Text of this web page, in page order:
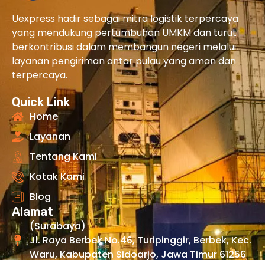
Uexpress hadir sebagai mitra logistik terpercaya
yang mendukung pertumbuhan UMKM dan turut
berkontribusi dalam membangun negeri melalui
layanan pengiriman antar pulau yang aman dan
terpercaya.
Quick Link
Home
Layanan
Tentang Kami
Kotak Kami
Blog
Alamat
(Surabaya)
Jl. Raya Berbek No.46, Turipinggir, Berbek, Kec.
Waru, Kabupaten Sidoarjo, Jawa Timur 61256